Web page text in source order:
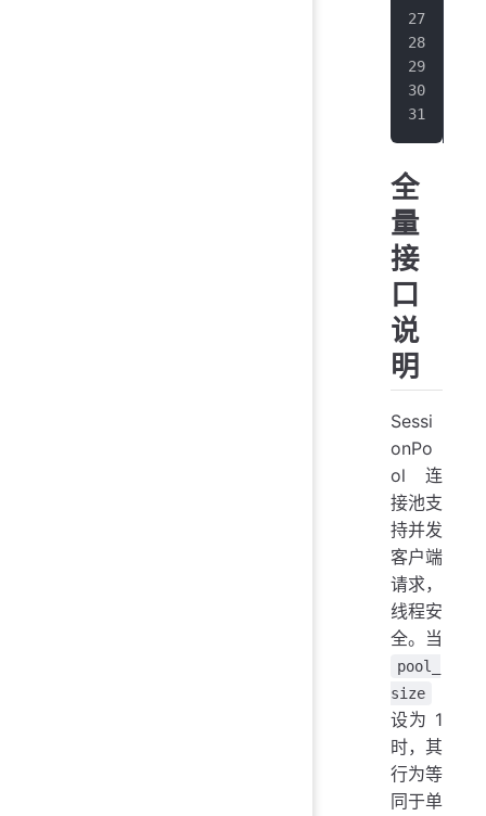
全
量
接
口
说
明
Sessi
onPo
ol 连
接池支
持并发
客户端
请求，
线程安
全。当
pool_
size
设为 1
时，其
行为等
同于单